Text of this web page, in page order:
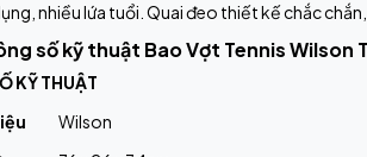
nhiều lứa tuổi. Quai đeo thiết kế chắc
số kỹ thuật Bao Vợt Tennis Wilson
KỸ THUẬT
Wilson